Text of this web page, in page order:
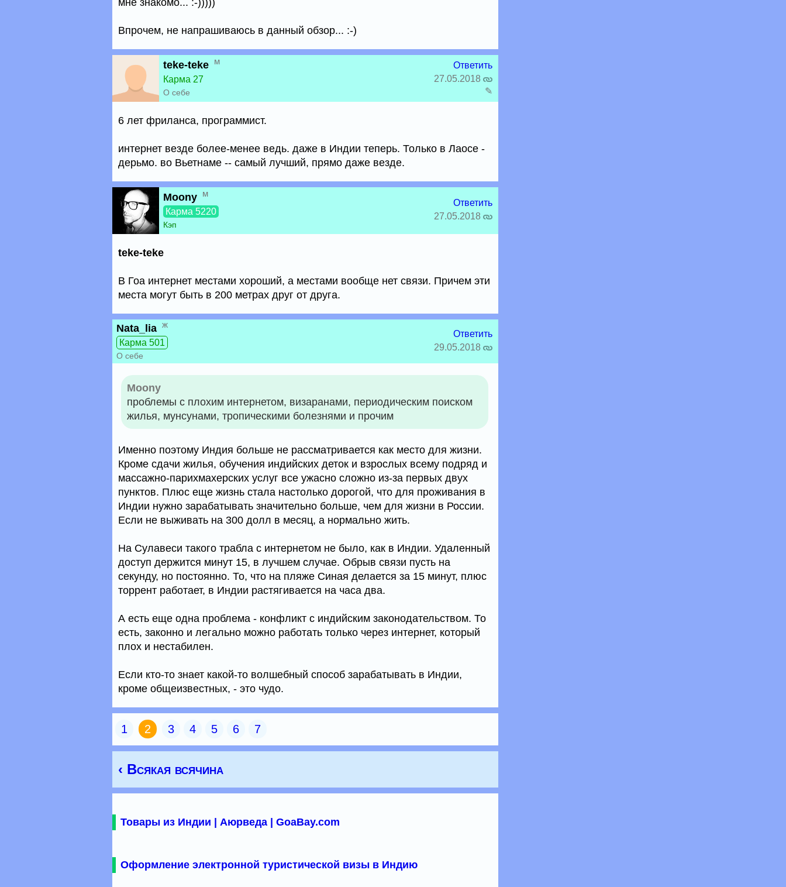
мне знакомо... :-)))))
Впрочем, не напрашиваюсь в данный обзор... :-)
teke-teke м
Карма 27
О себе
Ответить
27.05.2018
✎
6 лет фриланса, программист.
интернет везде более-менее ведь. даже в Индии теперь. Только в Лаосе -
дерьмо. во Вьетнаме -- самый лучший, прямо даже везде.
Moony м
Карма 5220
Кэп
Ответить
27.05.2018
teke-teke
В Гоа интернет местами хороший, а местами вообще нет связи. Причем эти
места могут быть в 200 метрах друг от друга.
Nata_lia ж
Карма 501
О себе
Ответить
29.05.2018
Moony
проблемы с плохим интернетом, визаранами, периодическим поиском
жилья, мунсунами, тропическими болезнями и прочим
Именно поэтому Индия больше не рассматривается как место для жизни.
Кроме сдачи жилья, обучения индийских деток и взрослых всему подряд и
массажно-парихмахерских услуг все ужасно сложно из-за первых двух
пунктов. Плюс еще жизнь стала настолько дорогой, что для проживания в
Индии нужно зарабатывать значительно больше, чем для жизни в России.
Если не выживать на 300 долл в месяц, а нормально жить.
На Сулавеси такого трабла с интернетом не было, как в Индии. Удаленный
доступ держится минут 15, в лучшем случае. Обрыв связи пусть на
секунду, но постоянно. То, что на пляже Синая делается за 15 минут, плюс
торрент работает, в Индии растягивается на часа два.
А есть еще одна проблема - конфликт с индийским законодательством. То
есть, законно и легально можно работать только через интернет, который
плох и нестабилен.
Если кто-то знает какой-то волшебный способ зарабатывать в Индии,
кроме общеизвестных, - это чудо.
1 2 3 4 5 6 7
‹ Всякая всячина
Товары из Индии | Аюрведа | GoaBay.com
Оформление электронной туристической визы в Индию